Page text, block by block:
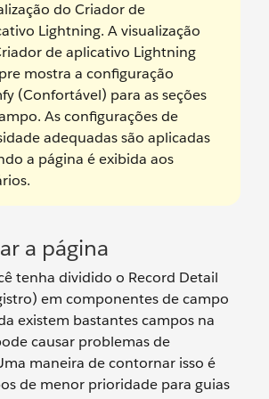
do Criador de
Lightning. A visualização
de aplicativo Lightning
mostra a configuração
(Confortável) para as seções
As configurações de
adequadas são aplicadas
a página é exibida aos
a página
tenha dividido o Record Detail
em componentes de campo
existem bastantes campos na
causar problemas de
maneira de contornar isso é
de menor prioridade para guias